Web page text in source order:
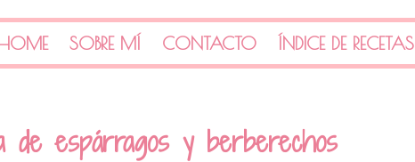
HOME SOBRE MÍ CONTACTO ÍNDICE DE RECETAS
de espárragos y berberechos